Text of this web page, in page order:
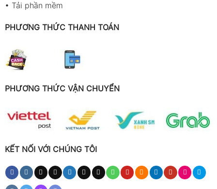
• Tải phần mềm
PHƯƠNG THỨC THANH TOÁN
PHƯƠNG THỨC VẬN CHUYỂN
KẾT NỐI VỚI CHÚNG TÔI